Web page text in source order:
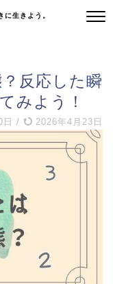
に生きよう。
反応した瞬
みよう！
/ 2026年4月23日